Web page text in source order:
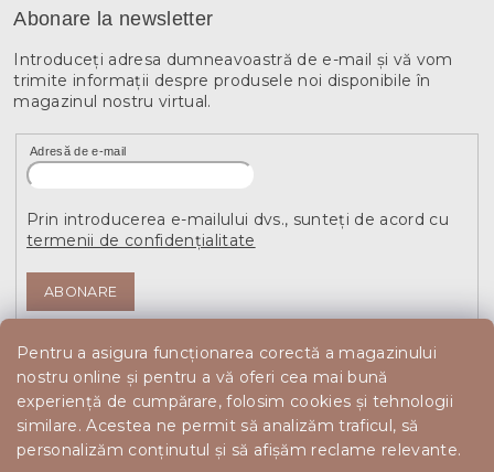
Pentru a asigura funcționarea corectă a magazinului
nostru online și pentru a vă oferi cea mai bună
experiență de cumpărare, folosim cookies și tehnologii
similare. Acestea ne permit să analizăm traficul, să
personalizăm conținutul și să afișăm reclame relevante.
Abonare la newsletter
Introduceţi adresa dumneavoastră de e-mail şi vă vom
trimite informaţii despre produsele noi disponibile în
magazinul nostru virtual.
Adresă de e-mail
Prin introducerea e-mailului dvs., sunteți de acord cu
termenii de confidențialitate
ABONARE